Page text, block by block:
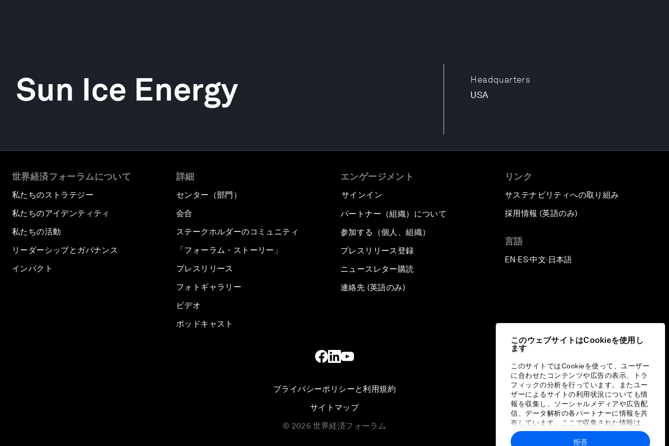
このウェブサイトはCookieを使用し
ます
このサイトではCookieを使って、ユーザー
に合わせたコンテンツや広告の表示、トラ
フィックの分析を行っています。またユー
ザーによるサイトの利用状況についても情
報を収集し、ソーシャルメディアや広告配
信、データ解析の各パートナーに情報を共
有しています。ここで収集された情報は、
ユーザーが各パートナーに提供した他の情
報や各パートナーのサービスを使用した際
拒否
Headquarters
USA
Sun Ice Energy
世界経済フォーラムについて
私たちのストラテジー
私たちのアイデンティティ
私たちの活動
リーダーシップとガバナンス
インパクト
詳細
センター（部門）
会合
ステークホルダーのコミュニティ
「フォーラム・ストーリー」
プレスリリース
フォトギャラリー
ビデオ
ポッドキャスト
エンゲージメント
サインイン
パートナー（組織）について
参加する（個人、組織）
プレスリリース登録
ニュースレター購読
連絡先 (英語のみ)
リンク
サステナビリティへの取り組み
採用情報 (英語のみ)
言語
EN ▪ES▪中文▪ 日本語
プライバシーポリシーと利用規約
サイトマップ
© 2026 世界経済フォーラム